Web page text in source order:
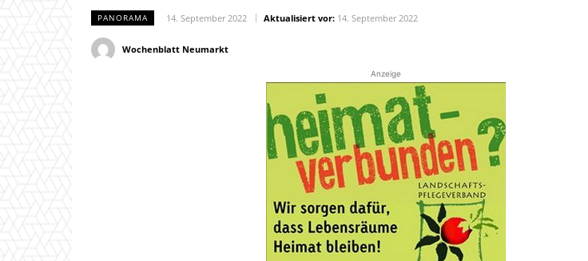
PANORAMA 14. September 2022 Aktualisiert vor: 14. September 2022
Wochenblatt Neumarkt
Anzeige